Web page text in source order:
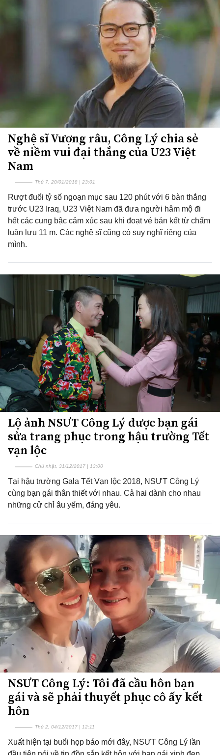
Nghệ sĩ Vượng râu, Công Lý chia sẻ
về niềm vui đại thắng của U23 Việt
Nam
Thứ 7, 20/01/2018 | 23:01
Rượt đuổi tỷ số ngoạn mục sau 120 phút với 6 bàn thắng
trước U23 Iraq, U23 Việt Nam đã đưa người hâm mộ đi
hết các cung bậc cảm xúc sau khi đoạt vé bán kết từ chấm
luân lưu 11 m. Các nghệ sĩ cũng có suy nghĩ riêng của
mình.
Lộ ảnh NSƯT Công Lý được bạn gái
sửa trang phục trong hậu trường Tết
vạn lộc
Chủ nhật, 31/12/2017 | 13:00
Tại hậu trường Gala Tết Vạn lộc 2018, NSƯT Công Lý
cùng bạn gái thân thiết với nhau. Cả hai dành cho nhau
những cử chỉ âu yếm, đáng yêu.
NSƯT Công Lý: Tôi đã cầu hôn bạn
gái và sẽ phải thuyết phục cô ấy kết
hôn
Thứ 2, 04/12/2017 | 12:11
Xuất hiện tại buổi họp báo mới đây, NSƯT Công Lý lần